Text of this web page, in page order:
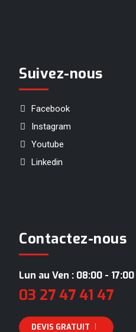
Suivez-nous
Facebook
Instagram
Youtube
Linkedin
Contactez-nous
Lun au Ven : 08:00 - 17:00
03 27 47 41 47
DEVIS GRATUIT